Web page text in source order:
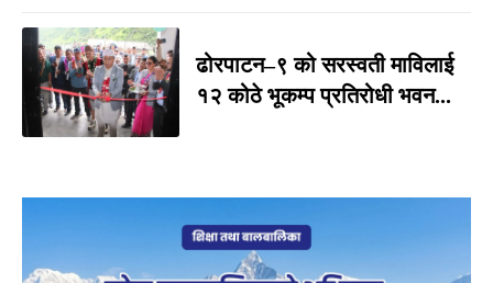
ढोरपाटन–९ को सरस्वती माविलाई
१२ कोठे भूकम्प प्रतिरोधी भवन...